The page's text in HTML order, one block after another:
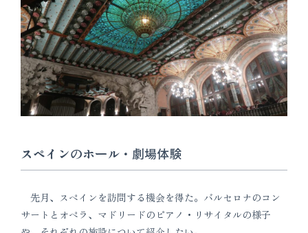
スペインのホール・劇場体験
先月、スペインを訪問する機会を得た。バルセロナのコン
サートとオペラ、マドリードのピアノ・リサイタルの様子